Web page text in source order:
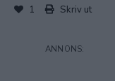
1 Skriv ut